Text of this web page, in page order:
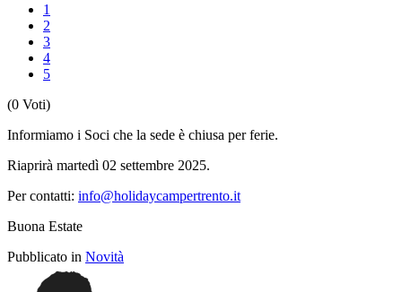
1
2
3
4
5
(0 Voti)
Informiamo i Soci che la sede è chiusa per ferie.
Riaprirà martedì 02 settembre 2025.
Per contatti: info@holidaycampertrento.it
Buona Estate
Pubblicato in Novità